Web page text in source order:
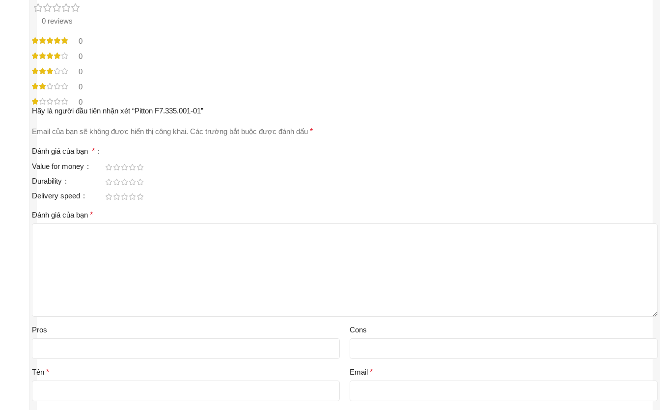
0 reviews
0
0
0
0
0
Hãy là người đầu tiên nhận xét “Pitton F7.335.001-01”
Email của bạn sẽ không được hiển thị công khai. Các trường bắt buộc được đánh dấu *
Đánh giá của bạn *
Value for money
Durability
Delivery speed
Đánh giá của bạn *
Pros Cons
Tên * Email *